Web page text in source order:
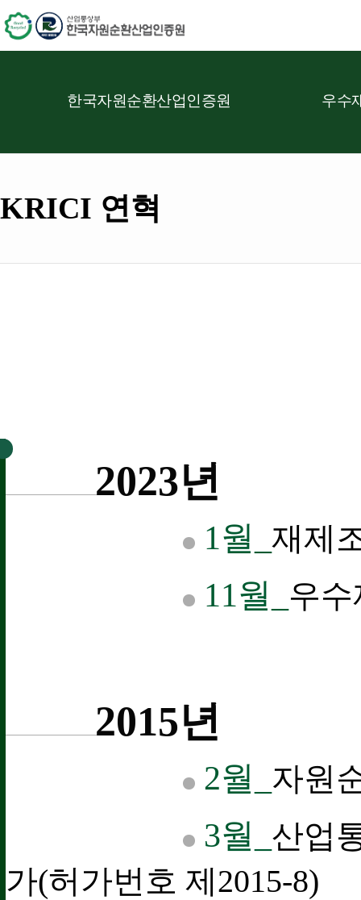
한국자원순환산업인증원 우수
KRICI 연혁
2023년
1월_ 재제
11월_ 우
2015년
2월_ 자원
3월_ 산업
가(허가번호 제2015-8)